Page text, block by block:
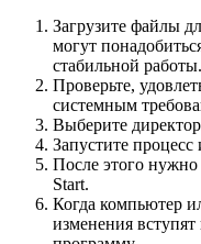
Загрузите файлы
могут
стабильной работы.
Проверьте,
системным
Выберите
Запустите процесс
После этого нужно
Start.
Когда компьютер
изменения